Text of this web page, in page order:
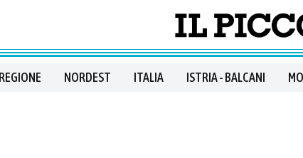
REGIONE NORDEST ITALIA ISTRIA - BALCANI